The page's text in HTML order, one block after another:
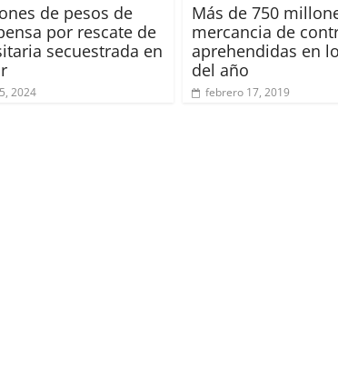
de pesos de
por rescate de
secuestrada en
2024
Más de 750
mercancia de
aprehendidas en
del año
febrero 17, 2019